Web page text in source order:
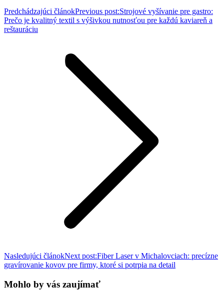
Predchádzajúci článokPrevious post:Strojové vyšívanie pre gastro:
Prečo je kvalitný textil s výšivkou nutnosťou pre každú kaviareň a
reštauráciu
Nasledujúci článokNext post:Fiber Laser v Michalovciach: precízne
gravírovanie kovov pre firmy, ktoré si potrpia na detail
Mohlo by vás zaujímať